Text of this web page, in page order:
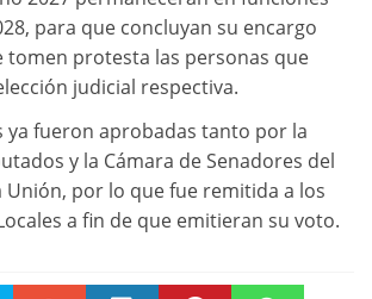
para que concluyan su encargo
tomen protesta las personas que
judicial respectiva.
ya fueron aprobadas tanto por la
y la Cámara de Senadores del
Unión, por lo que fue remitida a los
a fin de que emitieran su voto.